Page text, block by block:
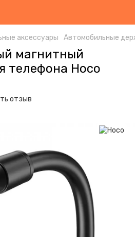
аксессуары Автомобильные
магнитный
телефона Hoco
отзыв